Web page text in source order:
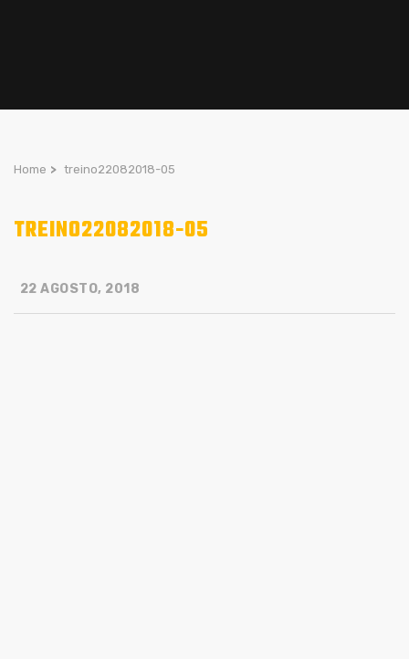
Home > treino22082018-05
TREINO22082018-05
22 AGOSTO, 2018